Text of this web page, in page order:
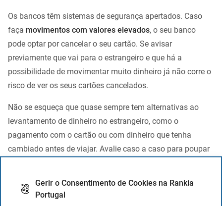
Gerir o Consentimento de Cookies na Rankia
Portugal
Os bancos têm sistemas de segurança apertados. Caso
faça movimentos com valores elevados, o seu banco
pode optar por cancelar o seu cartão. Se avisar
previamente que vai para o estrangeiro e que há a
possibilidade de movimentar muito dinheiro já não corre o
risco de ver os seus cartões cancelados.
Não se esqueça que quase sempre tem alternativas ao
levantamento de dinheiro no estrangeiro, como o
pagamento com o cartão ou com dinheiro que tenha
cambiado antes de viajar. Avalie caso a caso para poupar
Comissões aplicadas